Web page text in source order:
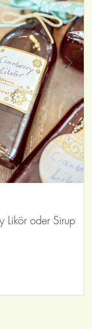
Likör oder Sirup